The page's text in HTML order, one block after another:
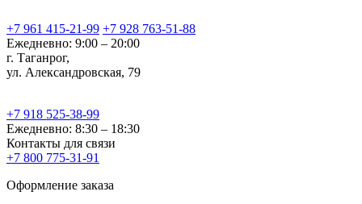
+7 961 415-21-99 +7 928 763-51-88
Ежедневно: 9:00 – 20:00
г. Таганрог,
ул. Александровская, 79
+7 918 525-38-99
Ежедневно: 8:30 – 18:30
Контакты для связи
+7 800 775-31-91
Оформление заказа